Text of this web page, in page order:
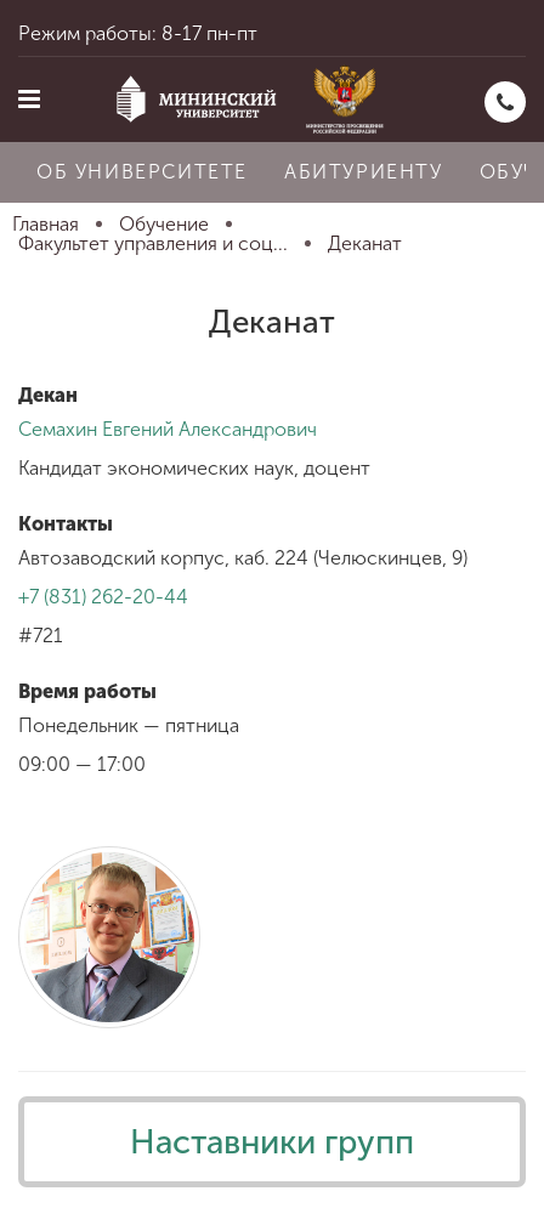
Абитуриенту
Обучение
Международная
деятельность
деятельности
Студенческая жизнь
Сведения об
Режим работы: 8-17 пн-пт
ОБ УНИВЕРСИТЕТЕ АБИТУРИЕНТУ
Главная
Обучение
Факультет управления и соц...
Деканат
Деканат
Декан
Семахин Евгений Александрович
Кандидат экономических наук, доцент
Контакты
Автозаводский корпус, каб. 224 (Челюскинцев, 9)
+7 (831) 262-20-44
#721
Время работы
Понедельник — пятница
09:00 — 17:00
Наставники групп